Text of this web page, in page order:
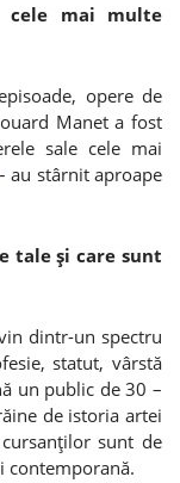
cele mai multe
opere de
Manet a fost
sale cele mai
au stârnit aproape
tale şi care sunt
dintr-un spectru
statut, vârstă
un public de 30 –
de istoria artei
sunt de
contemporană.